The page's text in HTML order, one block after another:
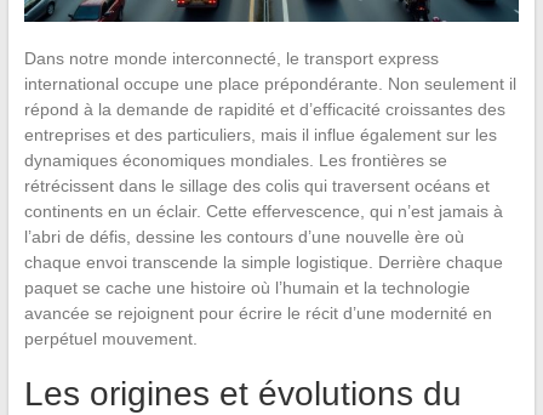
Dans notre monde interconnecté, le transport express
international occupe une place prépondérante. Non seulement il
répond à la demande de rapidité et d’efficacité croissantes des
entreprises et des particuliers, mais il influe également sur les
dynamiques économiques mondiales. Les frontières se
rétrécissent dans le sillage des colis qui traversent océans et
continents en un éclair. Cette effervescence, qui n’est jamais à
l’abri de défis, dessine les contours d’une nouvelle ère où
chaque envoi transcende la simple logistique. Derrière chaque
paquet se cache une histoire où l’humain et la technologie
avancée se rejoignent pour écrire le récit d’une modernité en
perpétuel mouvement.
Les origines et évolutions du